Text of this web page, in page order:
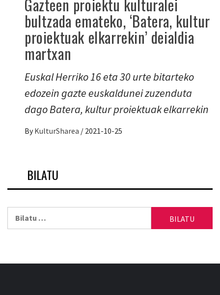
Gazteen proiektu kulturalei
bultzada emateko, ‘Batera, kultur
proiektuak elkarrekin’ deialdia
martxan
Euskal Herriko 16 eta 30 urte bitarteko
edozein gazte euskaldunei zuzenduta
dago Batera, kultur proiektuak elkarrekin
By KulturSharea / 2021-10-25
BILATU